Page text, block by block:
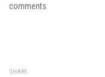
comments
SHARE